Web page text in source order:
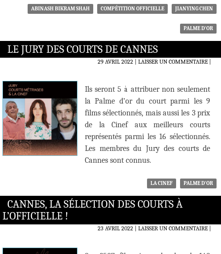
ABINASH BIKRAM SHAH COMPÉTITION OFFICIELLE JIANYING CHEN
PALME D'OR
LE JURY DES COURTS DE CANNES
29 AVRIL 2022 LAISSER UN COMMENTAIRE|
Ils seront 5 à attribuer non seulement
la Palme d’or du court parmi les 9
films sélectionnés, mais aussi les 3 prix
de la Cinef aux meilleurs courts
représentés parmi les 16 sélectionnés.
Les membres du Jury des courts de
Cannes sont connus.
LA CINEF PALME D'OR
CANNES, LA SÉLECTION DES COURTS À
L’OFFICIELLE !
23 AVRIL 2022 LAISSER UN COMMENTAIRE|